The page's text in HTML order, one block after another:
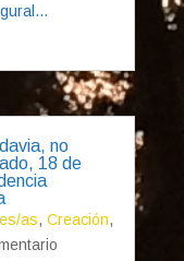
no
18 de
as, Creación,